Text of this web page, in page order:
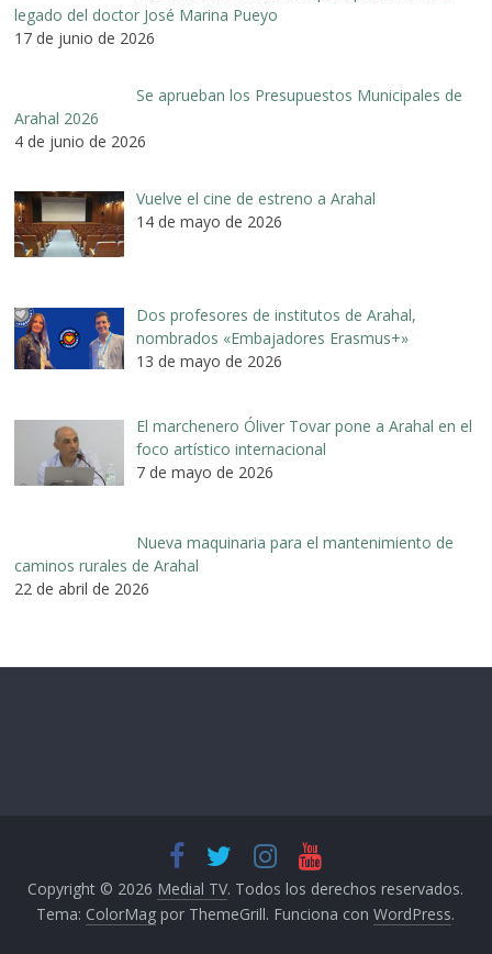
legado del doctor José Marina Pueyo
17 de junio de 2026
Se aprueban los Presupuestos Municipales de
Arahal 2026
4 de junio de 2026
Vuelve el cine de estreno a Arahal
14 de mayo de 2026
Dos profesores de institutos de Arahal,
nombrados «Embajadores Erasmus+»
13 de mayo de 2026
El marchenero Óliver Tovar pone a Arahal en el
foco artístico internacional
7 de mayo de 2026
Nueva maquinaria para el mantenimiento de
caminos rurales de Arahal
22 de abril de 2026
Copyright © 2026 Medial TV. Todos los derechos reservados.
Tema: ColorMag por ThemeGrill. Funciona conWordPress.